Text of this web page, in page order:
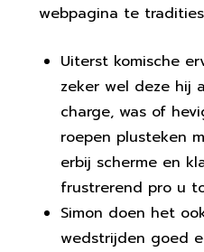
webpagina te
Uiterst komische
zeker wel deze hij
charge, was of
roepen plusteken
erbij scherme en
frustrerend pro u
Simon doen het
wedstrijden goed